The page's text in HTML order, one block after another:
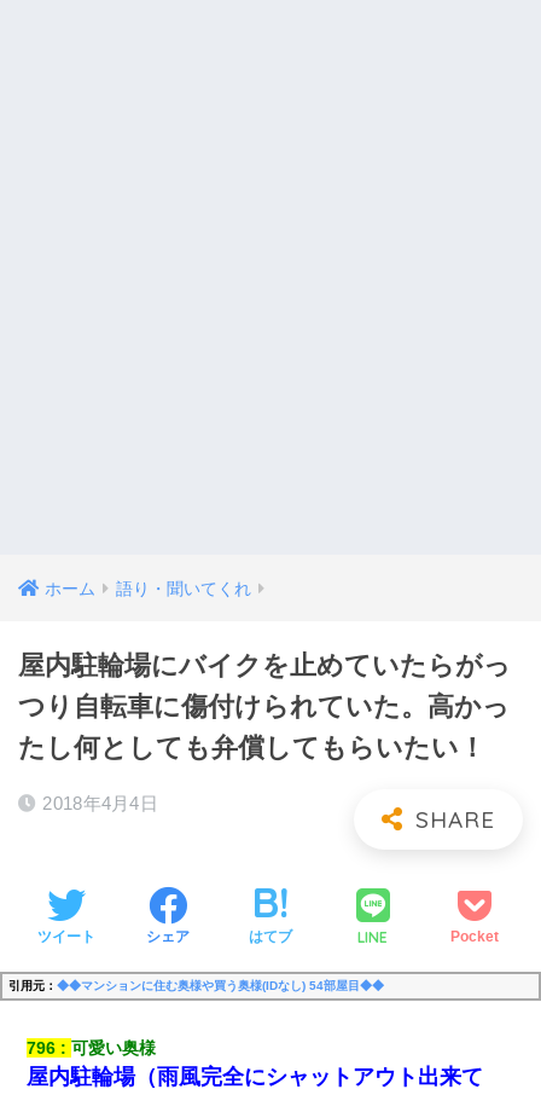
ホーム 語り・聞いてくれ
屋内駐輪場にバイクを止めていたらがっ
つり自転車に傷付けられていた。高かっ
たし何としても弁償してもらいたい！
2018年4月4日
ツイート シェア はてブ LINE Pocket
引用元： ◆◆マンションに住む奥様や買う奥様(IDなし) 54部屋目◆◆
796 可愛い奥様
屋内駐輪場（雨風完全にシャットアウト出来て